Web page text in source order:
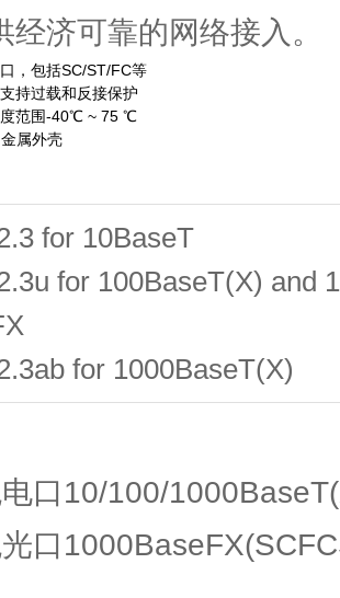
经济可靠的网络接入。
，包括SC/ST/FC等
持过载和反接保护
度范围-40℃ ~ 75 ℃
属外壳
for 10BaseT
for 100BaseT(X) and 1
for 1000BaseT(X)
口10/100/
口